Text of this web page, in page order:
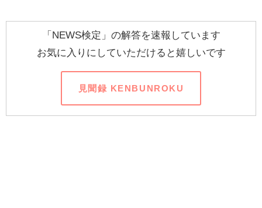
「NEWS検定」の解答を速報しています
お気に入りにしていただけると嬉しいです
見聞録 KENBUNROKU